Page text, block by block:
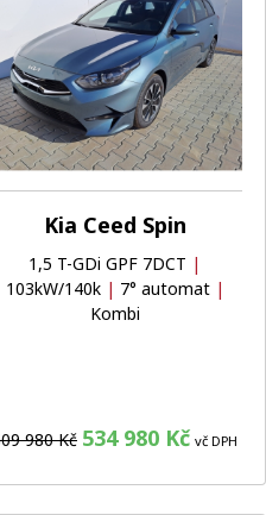
Kia Ceed Spin
1,5 T-GDi GPF 7DCT |
103kW/140k | 7° automat |
Kombi
980 Kč 534 980 Kč vč DPH